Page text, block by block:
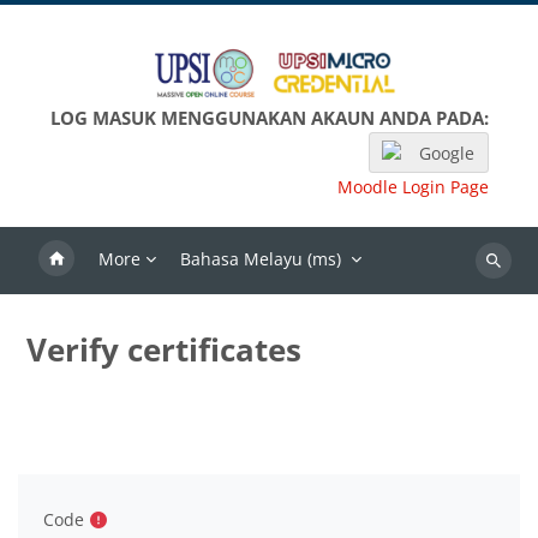
LOG MASUK MENGGUNAKAN AKAUN ANDA PADA:
Google
Moodle Login Page
More Bahasa Melayu ‎(ms)‎
Search
Verify certificates
Code